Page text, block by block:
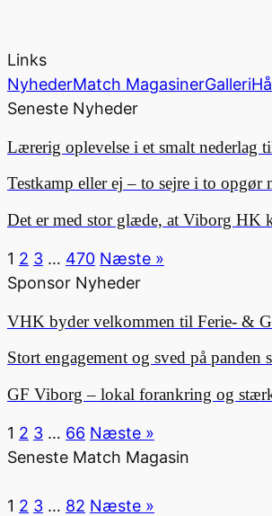
Links
NyhederMatch MagasinerGalleri
Seneste Nyheder
Lærerig oplevelse i et smalt nederlag
Testkamp eller ej – to sejre i to opgør
Det er med stor glæde, at Viborg HK
1 2 3 … 470 Næste »
Sponsor Nyheder
VHK byder velkommen til Ferie- &
Stort engagement og sved på panden
GF Viborg – lokal forankring og
1 2 3 … 66 Næste »
Seneste Match Magasin
1 2 3 … 82 Næste »